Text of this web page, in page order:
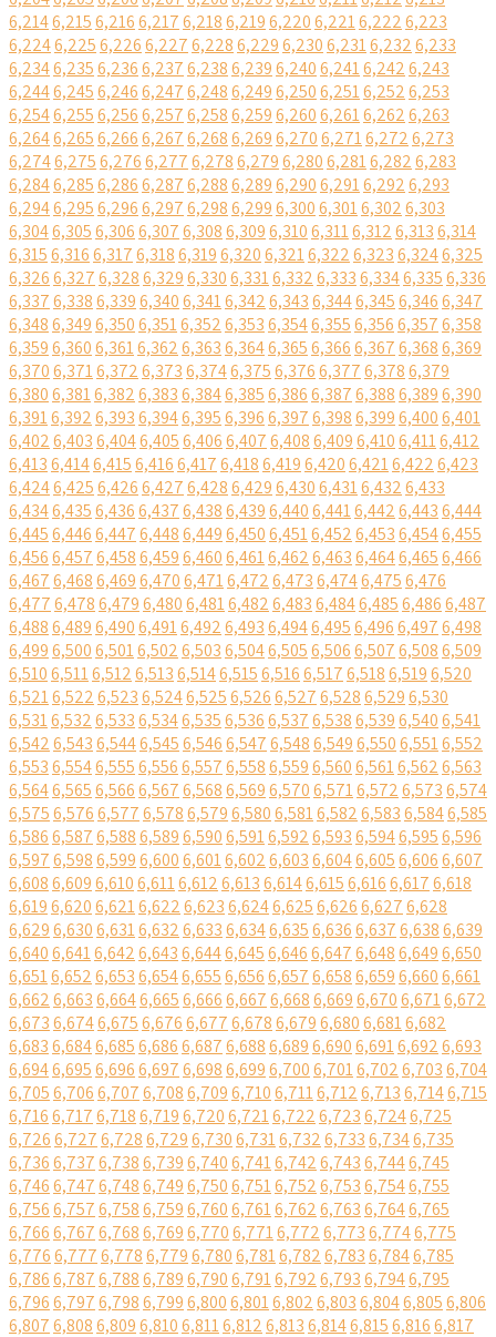
6,2146,2156,2166,2176,2186,2196,2206,2216,2226,223
6,2246,2256,2266,2276,2286,2296,2306,2316,2326,233
6,2346,2356,2366,2376,2386,2396,2406,2416,2426,243
6,2446,2456,2466,2476,2486,2496,2506,2516,2526,253
6,2546,2556,2566,2576,2586,2596,2606,2616,2626,263
6,2646,2656,2666,2676,2686,2696,2706,2716,2726,273
6,2746,2756,2766,2776,2786,2796,2806,2816,2826,283
6,2846,2856,2866,2876,2886,2896,2906,2916,2926,293
6,2946,2956,2966,2976,2986,2996,3006,3016,3026,303
6,3046,3056,3066,3076,3086,3096,3106,3116,3126,3136,314
6,3156,3166,3176,3186,3196,3206,3216,3226,3236,3246,325
6,3266,3276,3286,3296,3306,3316,3326,3336,3346,3356,336
6,3376,3386,3396,3406,3416,3426,3436,3446,3456,3466,347
6,3486,3496,3506,3516,3526,3536,3546,3556,3566,3576,358
6,3596,3606,3616,3626,3636,3646,3656,3666,3676,3686,369
6,3706,3716,3726,3736,3746,3756,3766,3776,3786,379
6,3806,3816,3826,3836,3846,3856,3866,3876,3886,3896,390
6,3916,3926,3936,3946,3956,3966,3976,3986,3996,4006,401
6,4026,4036,4046,4056,4066,4076,4086,4096,4106,4116,412
6,4136,4146,4156,4166,4176,4186,4196,4206,4216,4226,423
6,4246,4256,4266,4276,4286,4296,4306,4316,4326,433
6,4346,4356,4366,4376,4386,4396,4406,4416,4426,4436,444
6,4456,4466,4476,4486,4496,4506,4516,4526,4536,4546,455
6,4566,4576,4586,4596,4606,4616,4626,4636,4646,4656,466
6,4676,4686,4696,4706,4716,4726,4736,4746,4756,476
6,4776,4786,4796,4806,4816,4826,4836,4846,4856,4866,487
6,4886,4896,4906,4916,4926,4936,4946,4956,4966,4976,498
6,4996,5006,5016,5026,5036,5046,5056,5066,5076,5086,509
6,5106,5116,5126,5136,5146,5156,5166,5176,5186,5196,520
6,5216,5226,5236,5246,5256,5266,5276,5286,5296,530
6,5316,5326,5336,5346,5356,5366,5376,5386,5396,5406,541
6,5426,5436,5446,5456,5466,5476,5486,5496,5506,5516,552
6,5536,5546,5556,5566,5576,5586,5596,5606,5616,5626,563
6,5646,5656,5666,5676,5686,5696,5706,5716,5726,5736,574
6,5756,5766,5776,5786,5796,5806,5816,5826,5836,5846,585
6,5866,5876,5886,5896,5906,5916,5926,5936,5946,5956,596
6,5976,5986,5996,6006,6016,6026,6036,6046,6056,6066,607
6,6086,6096,6106,6116,6126,6136,6146,6156,6166,6176,618
6,6196,6206,6216,6226,6236,6246,6256,6266,6276,628
6,6296,6306,6316,6326,6336,6346,6356,6366,6376,6386,639
6,6406,6416,6426,6436,6446,6456,6466,6476,6486,6496,650
6,6516,6526,6536,6546,6556,6566,6576,6586,6596,6606,661
6,6626,6636,6646,6656,6666,6676,6686,6696,6706,6716,672
6,6736,6746,6756,6766,6776,6786,6796,6806,6816,682
6,6836,6846,6856,6866,6876,6886,6896,6906,6916,6926,693
6,6946,6956,6966,6976,6986,6996,7006,7016,7026,7036,704
6,7056,7066,7076,7086,7096,7106,7116,7126,7136,7146,715
6,7166,7176,7186,7196,7206,7216,7226,7236,7246,725
6,7266,7276,7286,7296,7306,7316,7326,7336,7346,735
6,7366,7376,7386,7396,7406,7416,7426,7436,7446,745
6,7466,7476,7486,7496,7506,7516,7526,7536,7546,755
6,7566,7576,7586,7596,7606,7616,7626,7636,7646,765
6,7666,7676,7686,7696,7706,7716,7726,7736,7746,775
6,7766,7776,7786,7796,7806,7816,7826,7836,7846,785
6,7866,7876,7886,7896,7906,7916,7926,7936,7946,795
6,7966,7976,7986,7996,8006,8016,8026,8036,8046,8056,806
6,8076,8086,8096,8106,8116,8126,8136,8146,8156,8166,817